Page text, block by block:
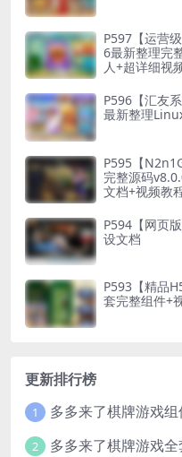
P597【运营
6最新整理完
人+超详细视
P596【汇友
最新整理
P595【
完整源码
文档+视频教
P594【网页
设文档
P593【精品
套完整组件+
更新排行榜
1 多多来了棋牌游戏
2 多多来了棋牌游戏